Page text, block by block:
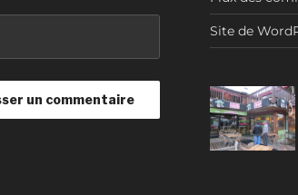
Site de